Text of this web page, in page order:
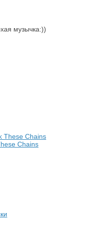
музычка:))
Chains